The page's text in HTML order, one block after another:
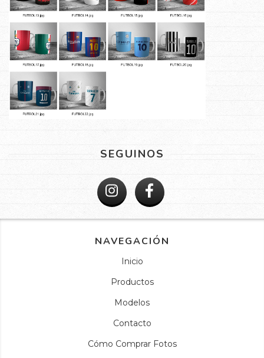
SEGUINOS
NAVEGACIÓN
Inicio
Productos
Modelos
Contacto
Cómo Comprar Fotos